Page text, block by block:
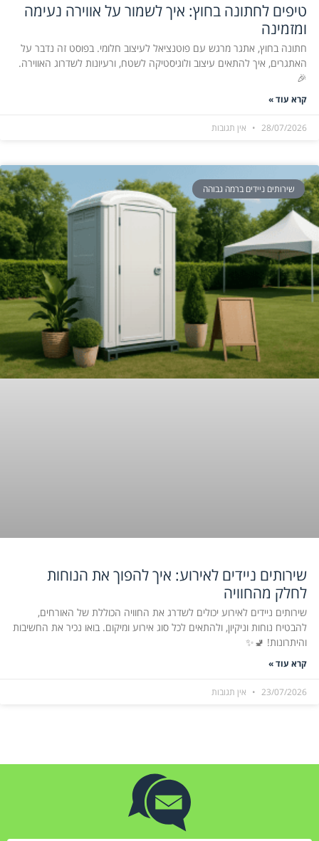
טיפים לחתונה בחוץ: איך לשמור על אווירה נעימה
ומזמינה
חתונה בחוץ, אתגר מרגש עם פוטנציאל לעיצוב חלומי. בפוסט זה נדבר על
האתגרים, איך להתאים עיצוב ולוגיסטיקה לשטח, ורעיונות לשדרוג האווירה.
🎉
קרא עוד »
28/07/2026 אין תגובות
שירותים ניידים ברמה גבוהה
שירותים ניידים לאירוע: איך להפוך את הנוחות
לחלק מהחוויה
שירותים ניידים לאירוע יכולים לשדרג את החוויה הכוללת של האורחים,
להבטיח נוחות וניקיון, ולהתאים לכל סוג אירוע ומיקום. בואו נכיר את החשיבות
והיתרונות! 🚽✨
קרא עוד »
23/07/2026 אין תגובות